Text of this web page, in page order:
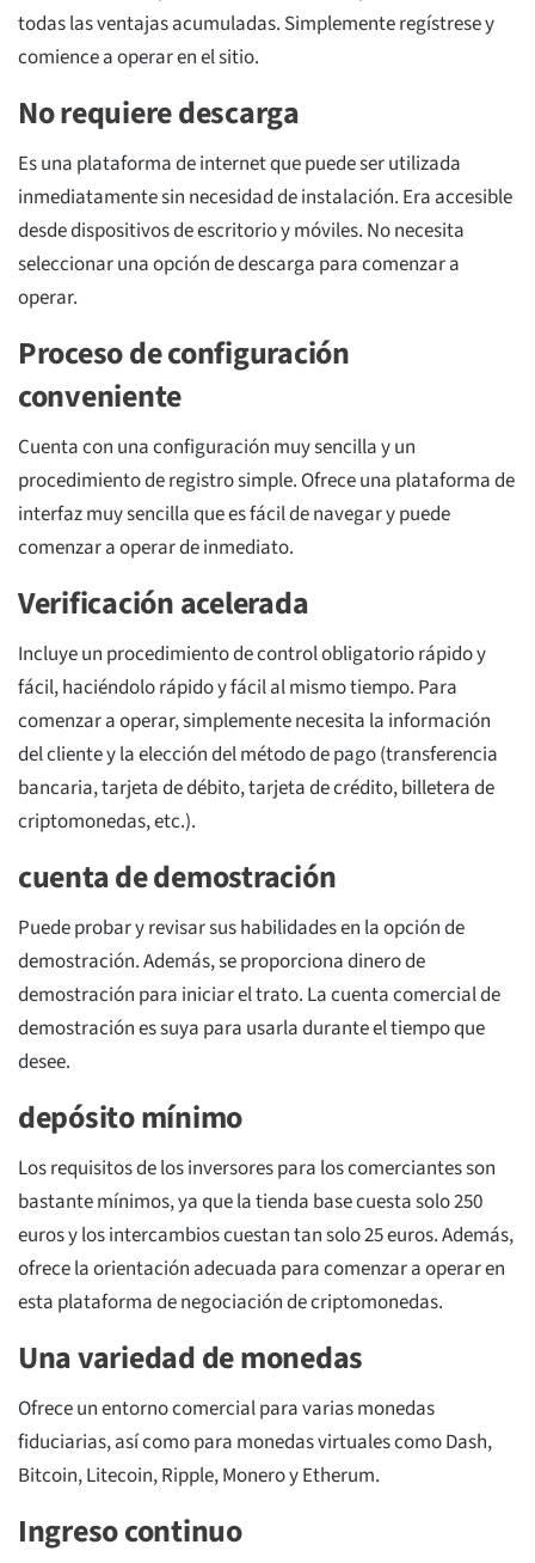
todas las ventajas acumuladas. Simplemente regístrese y
comience a operar en el sitio.
No requiere descarga
Es una plataforma de internet que puede ser utilizada
inmediatamente sin necesidad de instalación. Era accesible
desde dispositivos de escritorio y móviles. No necesita
seleccionar una opción de descarga para comenzar a
operar.
Proceso de configuración
conveniente
Cuenta con una configuración muy sencilla y un
procedimiento de registro simple. Ofrece una plataforma de
interfaz muy sencilla que es fácil de navegar y puede
comenzar a operar de inmediato.
Verificación acelerada
Incluye un procedimiento de control obligatorio rápido y
fácil, haciéndolo rápido y fácil al mismo tiempo. Para
comenzar a operar, simplemente necesita la información
del cliente y la elección del método de pago (transferencia
bancaria, tarjeta de débito, tarjeta de crédito, billetera de
criptomonedas, etc.).
cuenta de demostración
Puede probar y revisar sus habilidades en la opción de
demostración. Además, se proporciona dinero de
demostración para iniciar el trato. La cuenta comercial de
demostración es suya para usarla durante el tiempo que
desee.
depósito mínimo
Los requisitos de los inversores para los comerciantes son
bastante mínimos, ya que la tienda base cuesta solo 250
euros y los intercambios cuestan tan solo 25 euros. Además,
ofrece la orientación adecuada para comenzar a operar en
esta plataforma de negociación de criptomonedas.
Una variedad de monedas
Ofrece un entorno comercial para varias monedas
fiduciarias, así como para monedas virtuales como Dash,
Bitcoin, Litecoin, Ripple, Monero y Etherum.
Ingreso continuo